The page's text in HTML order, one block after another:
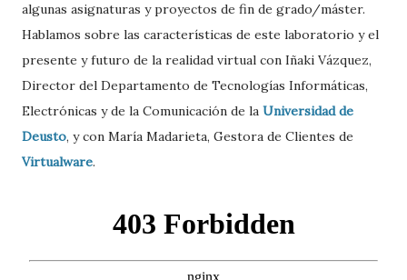
algunas asignaturas y proyectos de fin de grado/máster.
Hablamos sobre las características de este laboratorio y el
presente y futuro de la realidad virtual con Iñaki Vázquez,
Director del Departamento de Tecnologías Informáticas,
Electrónicas y de la Comunicación de la Universidad de
Deusto, y con María Madarieta, Gestora de Clientes de
Virtualware.